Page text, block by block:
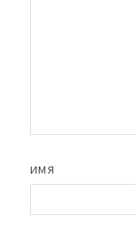
ИМЯ